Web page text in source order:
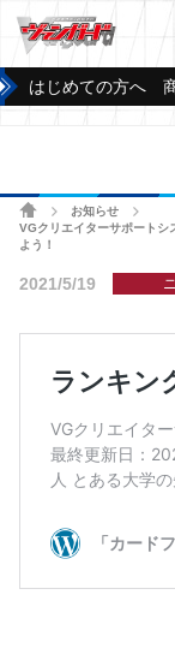
はじめての方へ
ホームお知らせ
VGクリエイターサポートシ
よう！
2021/5/19